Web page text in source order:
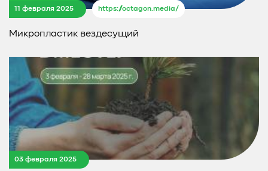
11 февраля 2025 https://octagon.media/
Микропластик вездесущий
03 февраля 2025